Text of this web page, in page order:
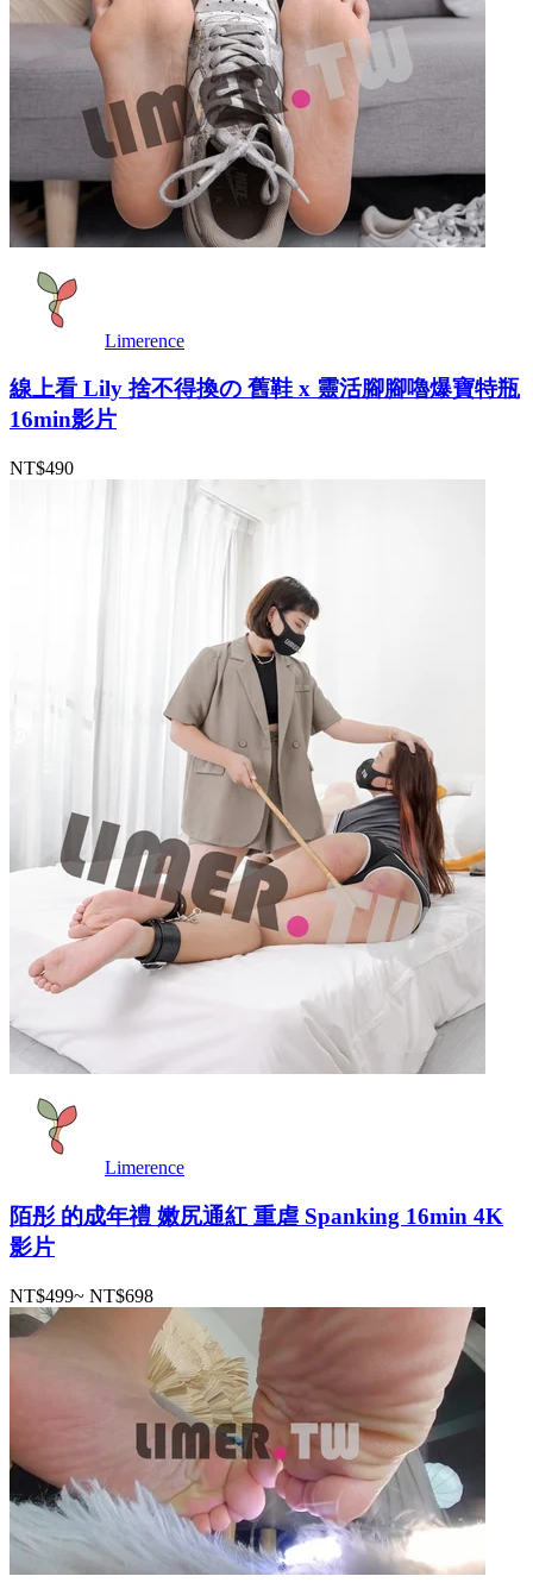
Limerence
線上看 Lily 捨不得換の 舊鞋 x 靈活腳腳嚕爆寶特瓶
16min影片
NT$490
Limerence
陌彤 的成年禮 嫩尻通紅 重虐 Spanking 16min 4K
影片
NT$499~ NT$698